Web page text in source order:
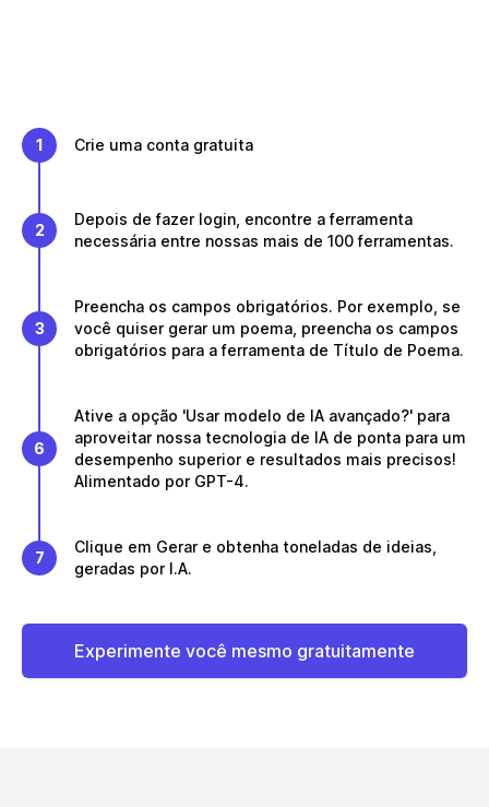
1 Crie uma conta gratuita
2
Depois de fazer login, encontre a ferramenta
necessária entre nossas mais de 100 ferramentas.
3
Preencha os campos obrigatórios. Por exemplo, se
você quiser gerar um poema, preencha os campos
obrigatórios para a ferramenta de Título de Poema.
6
Ative a opção 'Usar modelo de IA avançado?' para
aproveitar nossa tecnologia de IA de ponta para um
desempenho superior e resultados mais precisos!
Alimentado por GPT-4.
7
Clique em Gerar e obtenha toneladas de ideias,
geradas por I.A.
Experimente você mesmo gratuitamente